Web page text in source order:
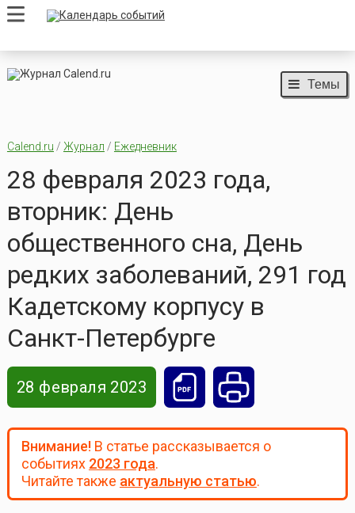
Темы
Calend.ru / Журнал / Ежедневник
28 февраля 2023 года,
вторник: День
общественного сна, День
редких заболеваний, 291 год
Кадетскому корпусу в
Санкт-Петербурге
28 февраля 2023
Внимание!В статье рассказывается о
событиях 2023 года.
Читайте также актуальную статью.